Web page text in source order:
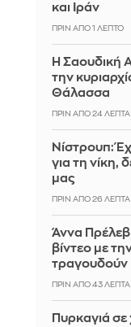
και Ιράν
ΠΡΙΝ ΑΠΌ 1 ΛΕΠΤΌ
Η Σαουδική
την
Θάλασσα
ΠΡΙΝ ΑΠΌ 24 ΛΕΠΤΆ
Νίστρουπ:
για τη νίκη,
μας
ΠΡΙΝ ΑΠΌ 26 ΛΕΠΤΆ
Άννα
βίντεο με
τραγουδούν
ΠΡΙΝ ΑΠΌ 43 ΛΕΠΤΆ
Πυρκαγιά